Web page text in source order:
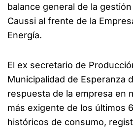
balance general de la
Caussi al frente de la
Energía.
El ex secretario de
Municipalidad de Esperanza
respuesta de la empresa en
más exigente de los últimos
históricos de consumo,